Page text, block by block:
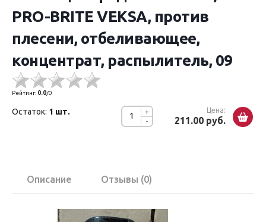
PRO-BRITE VEKSA, против
плесени, отбеливающее,
концентрат, распылитель, 09
Рейтинг: 0.0/0
-
+ Цена:
211.00 руб.
Остаток: 1 шт.
Описание Отзывы (0)